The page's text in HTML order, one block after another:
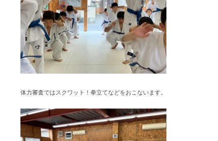
体力審査ではスクワット！拳立てなどをおこないます。